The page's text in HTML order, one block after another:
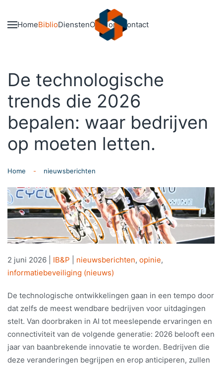
Skip to main content
HomeBiblioDienstenOver onsContact
De technologische
trends die 2026
bepalen: waar bedrijven
op moeten letten.
Home nieuwsberichten
2 juni 2026 IB&P nieuwsberichten, opinie,
informatiebeveiliging (nieuws)
De technologische ontwikkelingen gaan in een tempo door
dat zelfs de meest wendbare bedrijven voor uitdagingen
stelt. Van doorbraken in AI tot meeslepende ervaringen en
connectiviteit van de volgende generatie: 2026 belooft een
jaar van baanbrekende innovatie te worden. Bedrijven die
deze veranderingen begrijpen en erop anticiperen, zullen